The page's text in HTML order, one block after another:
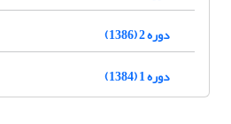
دوره 2 (1386)
دوره 1 (1384)